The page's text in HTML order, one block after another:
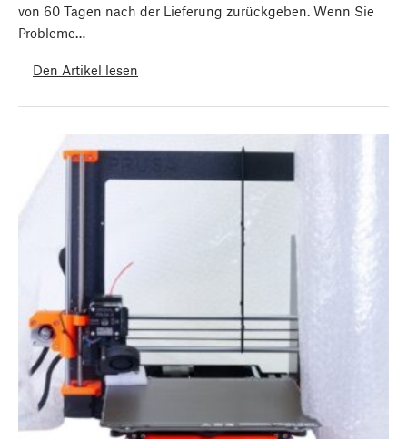
von 60 Tagen nach der Lieferung zurückgeben. Wenn Sie
Probleme…
Den Artikel lesen